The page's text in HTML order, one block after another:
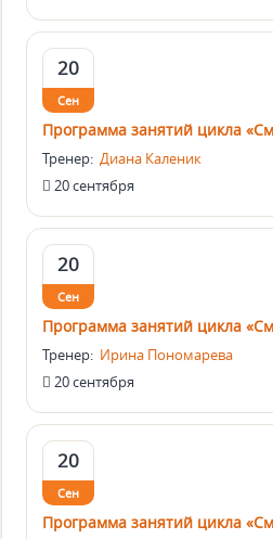
20
Сен
Программа занятий цикла
Тренер: Диана Каленик
20 сентября
20
Сен
Программа занятий цикла
Тренер: Ирина Пономарева
20 сентября
20
Сен
Программа занятий цикла